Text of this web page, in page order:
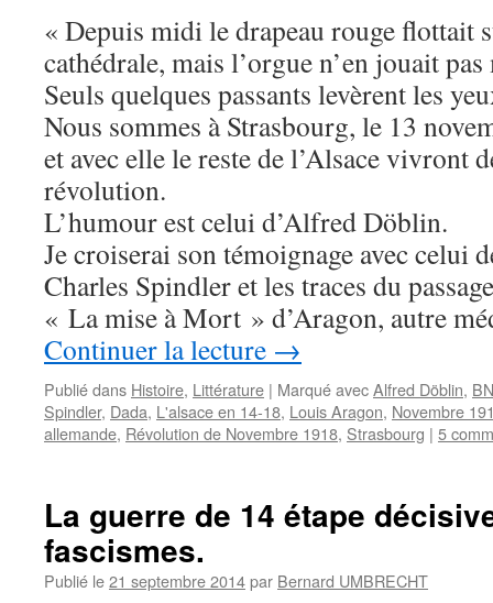
« Depuis midi le drapeau rouge flottait
cathédrale, mais l’orgue n’en jouait
Seuls quelques passants levèrent les
Nous sommes à Strasbourg, le 13
et avec elle le reste de l’Alsace vivront
révolution.
L’humour est celui d’Alfred Döblin.
Je croiserai son témoignage avec celui
Charles Spindler et les traces du
« La mise à Mort » d’Aragon, autre
Continuer la lecture →
Publié dans Histoire, Littérature | Marqué avecAlfred Döblin,
Spindler, Dada, L'alsace en 14-18, Louis Aragon, Novembre
allemande, Révolution de Novembre 1918, Strasbourg | 5
La guerre de 14 étape
fascismes.
Publié le21 septembre 2014par Bernard UMBRECHT